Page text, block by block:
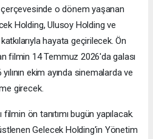
çerçevesinde o dönem yaşanan
Holding, Ulusoy Holding ve
hayata geçirilecek. Ön
filmin 14 Temmuz 2026'da galası
ekim ayında sinemalarda ve
girecek.
filmin ön tanıtımı bugün yapılacak.
Gelecek Holding'in Yönetim